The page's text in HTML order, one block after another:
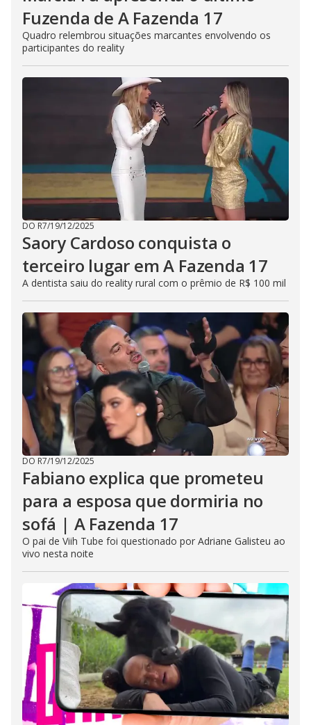
Fuzenda de A Fazenda 17
Quadro relembrou situações marcantes envolvendo os
participantes do reality
DO R7/19/12/2025
Saory Cardoso conquista o
terceiro lugar em A Fazenda 17
A dentista saiu do reality rural com o prêmio de R$ 100 mil
DO R7/19/12/2025
Fabiano explica que prometeu
para a esposa que dormiria no
sofá | A Fazenda 17
O pai de Viih Tube foi questionado por Adriane Galisteu ao
vivo nesta noite